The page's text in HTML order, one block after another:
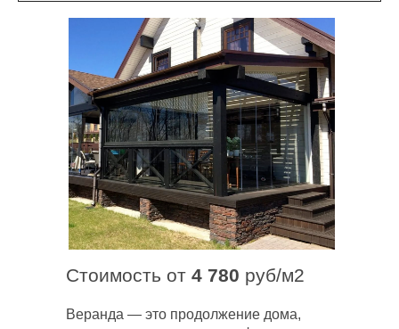
Веранда — это продолжение дома,
Стоимость от 4 780 руб/м2